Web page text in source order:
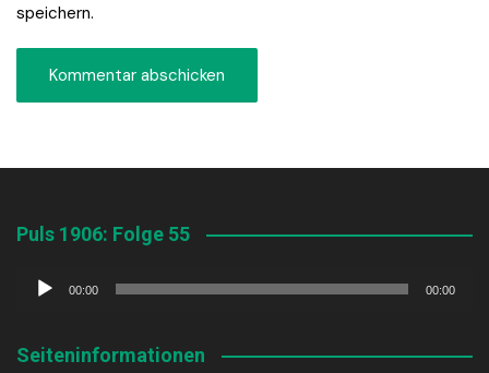
speichern.
Puls 1906: Folge 55
Audio-
00:00 00:00
Seiteninformationen